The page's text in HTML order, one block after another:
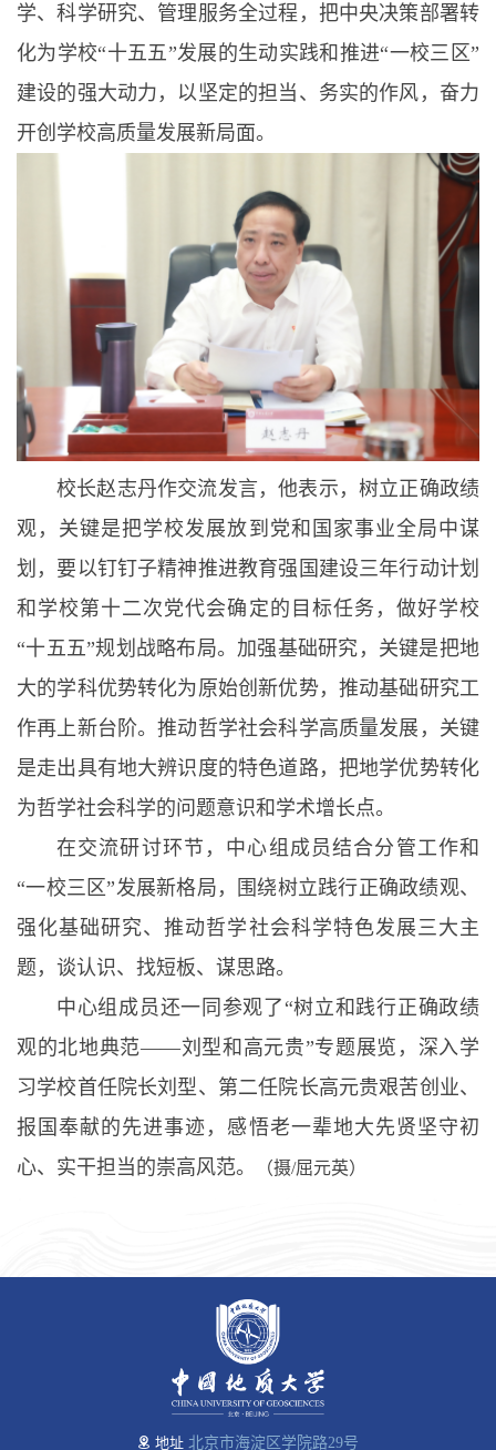
学、科学研究、管理服务全过程，把中央决策部署转
化为学校“十五五”发展的生动实践和推进“一校三区”
建设的强大动力，以坚定的担当、务实的作风，奋力
开创学校高质量发展新局面。
校长赵志丹作交流发言，他表示，树立正确政绩
观，关键是把学校发展放到党和国家事业全局中谋
划，要以钉钉子精神推进教育强国建设三年行动计划
和学校第十二次党代会确定的目标任务，做好学校
“十五五”规划战略布局。加强基础研究，关键是把地
大的学科优势转化为原始创新优势，推动基础研究工
作再上新台阶。推动哲学社会科学高质量发展，关键
是走出具有地大辨识度的特色道路，把地学优势转化
为哲学社会科学的问题意识和学术增长点。
在交流研讨环节，中心组成员结合分管工作和
“一校三区”发展新格局，围绕树立践行正确政绩观、
强化基础研究、推动哲学社会科学特色发展三大主
题，谈认识、找短板、谋思路。
中心组成员还一同参观了“树立和践行正确政绩
观的北地典范——刘型和高元贵”专题展览，深入学
习学校首任院长刘型、第二任院长高元贵艰苦创业、
报国奉献的先进事迹，感悟老一辈地大先贤坚守初
心、实干担当的崇高风范。
（摄/屈元英）
地址 北京市海淀区学院路29号